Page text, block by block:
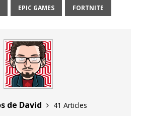
EPIC GAMES FORTNITE
de David
41 Articles